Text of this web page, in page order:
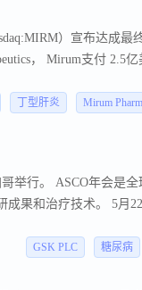
）宣布达成最
， Mirum支付 2.5
性治疗和 PRIME资格
丁型肝炎 Mirum
举行。 ASCO年会是
果和治疗技术。 5月
GSK PLC 糖尿病